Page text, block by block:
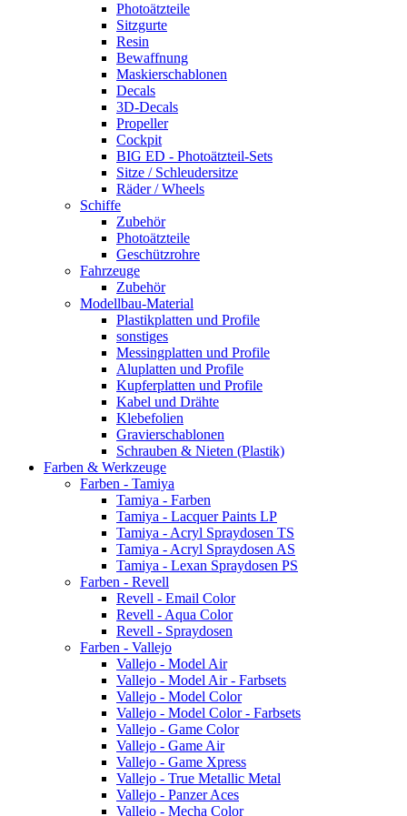
Photoätzteile
Sitzgurte
Resin
Bewaffnung
Maskierschablonen
Decals
3D-Decals
Propeller
Cockpit
BIG ED - Photoätzteil-Sets
Sitze / Schleudersitze
Räder / Wheels
Schiffe
Zubehör
Photoätzteile
Geschützrohre
Fahrzeuge
Zubehör
Modellbau-Material
Plastikplatten und Profile
sonstiges
Messingplatten und Profile
Aluplatten und Profile
Kupferplatten und Profile
Kabel und Drähte
Klebefolien
Gravierschablonen
Schrauben & Nieten (Plastik)
Farben & Werkzeuge
Farben - Tamiya
Tamiya - Farben
Tamiya - Lacquer Paints LP
Tamiya - Acryl Spraydosen TS
Tamiya - Acryl Spraydosen AS
Tamiya - Lexan Spraydosen PS
Farben - Revell
Revell - Email Color
Revell - Aqua Color
Revell - Spraydosen
Farben - Vallejo
Vallejo - Model Air
Vallejo - Model Air - Farbsets
Vallejo - Model Color
Vallejo - Model Color - Farbsets
Vallejo - Game Color
Vallejo - Game Air
Vallejo - Game Xpress
Vallejo - True Metallic Metal
Vallejo - Panzer Aces
Vallejo - Mecha Color